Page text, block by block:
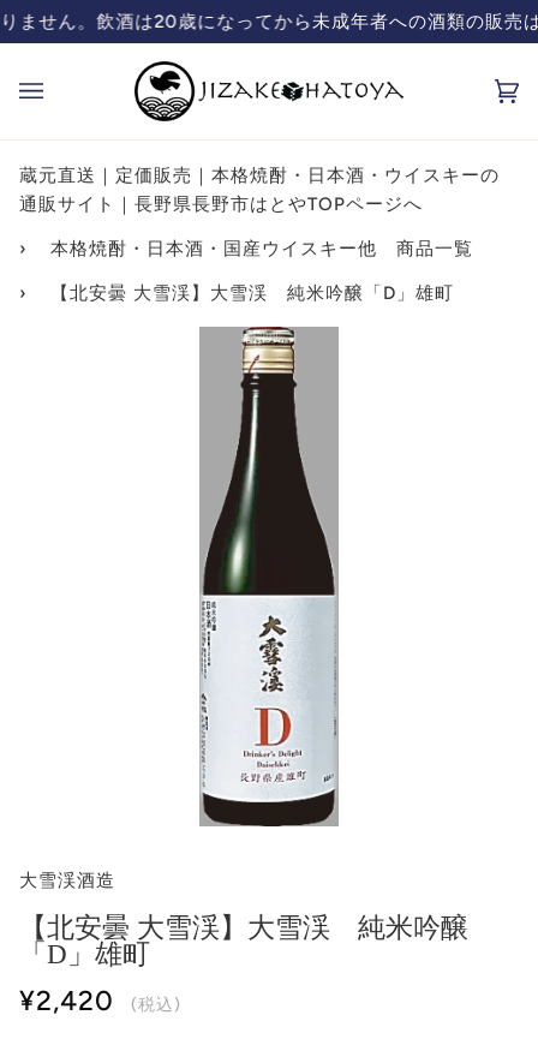
コ
ン
ツ
酒類の販売は致しておりません。飲酒は20歳になってから
蔵元直送の日本酒、焼酎販売「ハトヤ」
カ
ー
蔵元直送｜定価販売｜本格焼酎・日本酒・ウイスキーの
通販サイト｜長野県長野市はとやTOPページへ
› 本格焼酎・日本酒・国産ウイスキー他 商品一覧
› 【北安曇 大雪渓】大雪渓 純米吟醸「D」雄町
大雪渓酒造
【北安曇 大雪渓】大雪渓 純米吟醸
「D」雄町
¥2,420 (税込)